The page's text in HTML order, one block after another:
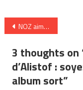
Navigation
de
l’article
NOZ aime perdre le contrôle d’une création !
3 thoughts on
d’Alistof :
album sort”